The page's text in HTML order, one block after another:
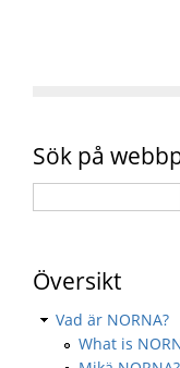
Sök på
Översikt
Vad är NORNA?
What is